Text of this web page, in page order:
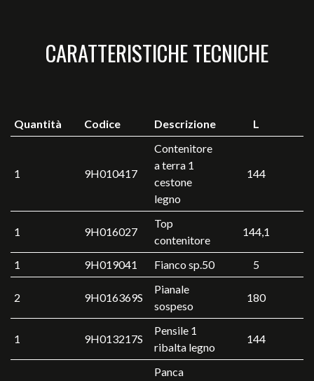
CARATTERISTICHE TECNICHE
Quantità Codice Descrizione L
1 9H010417
Contenitore
a terra 1
cestone
legno
144
1 9H016027
Top
contenitore
144,1
1 9H019041 Fianco sp.50 5
2 9H016369S
Pianale
sospeso
180
1 9H013217S
Pensile 1
ribalta legno
144
Panca